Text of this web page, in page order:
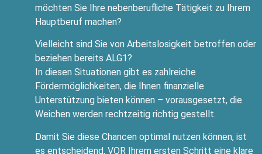
möchten Sie Ihre nebenberufliche Tätigkeit zu Ihrem
Hauptberuf machen?
Vielleicht sind Sie von Arbeitslosigkeit betroffen oder
beziehen bereits ALG1?
In diesen Situationen gibt es zahlreiche
Fördermöglichkeiten, die Ihnen finanzielle
Unterstützung bieten können – vorausgesetzt, die
Weichen werden rechtzeitig richtig gestellt.
Damit Sie diese Chancen optimal nutzen können, ist
es entscheidend, VOR Ihrem ersten Schritt eine klare